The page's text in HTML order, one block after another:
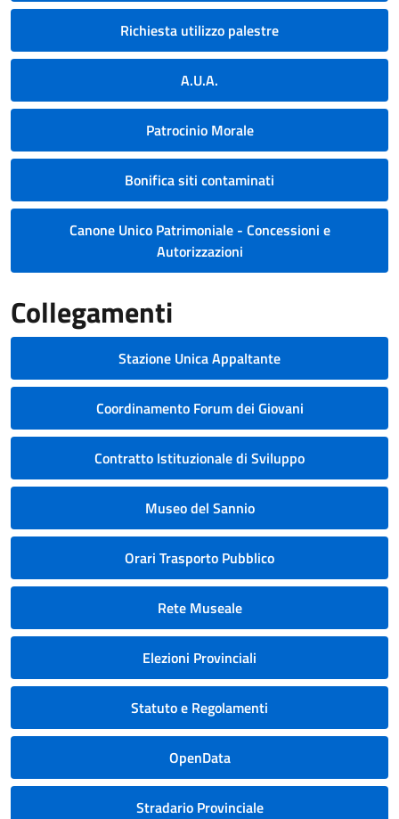
Richiesta utilizzo palestre
A.U.A.
Patrocinio Morale
Bonifica siti contaminati
Canone Unico Patrimoniale - Concessioni e
Autorizzazioni
Collegamenti
Stazione Unica Appaltante
Coordinamento Forum dei Giovani
Contratto Istituzionale di Sviluppo
Museo del Sannio
Orari Trasporto Pubblico
Rete Museale
Elezioni Provinciali
Statuto e Regolamenti
OpenData
Stradario Provinciale